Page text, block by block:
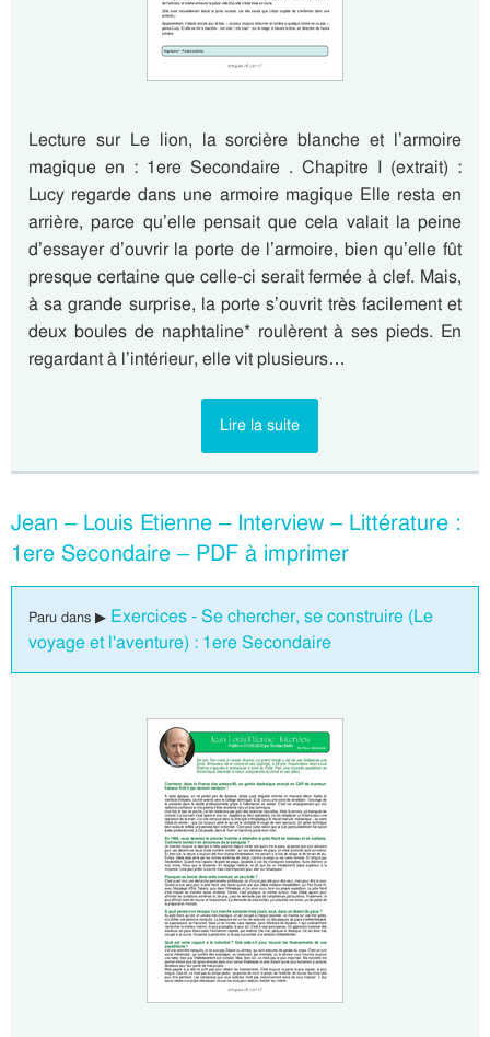
Lecture sur Le lion, la sorcière blanche et l’armoire
magique en : 1ere Secondaire . Chapitre I (extrait) :
Lucy regarde dans une armoire magique Elle resta en
arrière, parce qu’elle pensait que cela valait la peine
d’essayer d’ouvrir la porte de l’armoire, bien qu’elle fût
presque certaine que celle-ci serait fermée à clef. Mais,
à sa grande surprise, la porte s’ouvrit très facilement et
deux boules de naphtaline* roulèrent à ses pieds. En
regardant à l’intérieur, elle vit plusieurs…
Lire la suite
Jean – Louis Etienne – Interview – Littérature :
1ere Secondaire – PDF à imprimer
Paru dans ▶ Exercices - Se chercher, se construire (Le
voyage et l'aventure) : 1ere Secondaire